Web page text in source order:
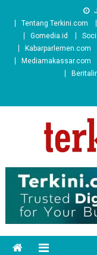
Tentang Terkini.com
Gomedia.id
Kabarparlemen.com
Mediamakassar.com